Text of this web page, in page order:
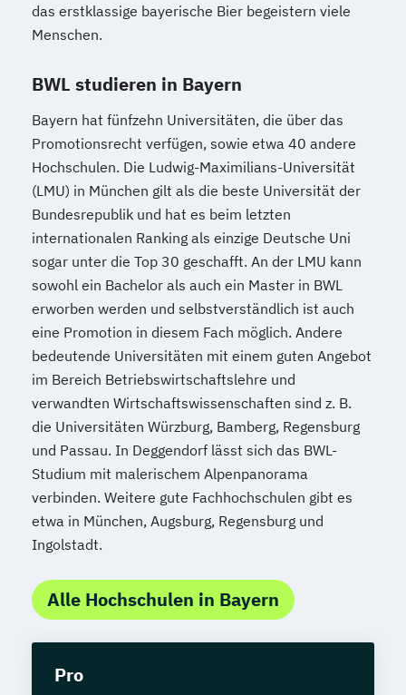
das erstklassige bayerische Bier begeistern viele
Menschen.
BWL studieren in Bayern
Bayern hat fünfzehn Universitäten, die über das
Promotionsrecht verfügen, sowie etwa 40 andere
Hochschulen. Die Ludwig-Maximilians-Universität
(LMU) in München gilt als die beste Universität der
Bundesrepublik und hat es beim letzten
internationalen Ranking als einzige Deutsche Uni
sogar unter die Top 30 geschafft. An der LMU kann
sowohl ein Bachelor als auch ein Master in BWL
erworben werden und selbstverständlich ist auch
eine Promotion in diesem Fach möglich. Andere
bedeutende Universitäten mit einem guten Angebot
im Bereich Betriebswirtschaftslehre und
verwandten Wirtschaftswissenschaften sind z. B.
die Universitäten Würzburg, Bamberg, Regensburg
und Passau. In Deggendorf lässt sich das BWL-
Studium mit malerischem Alpenpanorama
verbinden. Weitere gute Fachhochschulen gibt es
etwa in München, Augsburg, Regensburg und
Ingolstadt.
Alle Hochschulen in Bayern
Pro